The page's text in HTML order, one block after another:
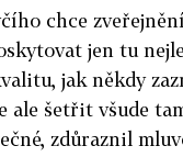
chce
jen tu
jak někdy
ale šetřit všude
zdůraznil